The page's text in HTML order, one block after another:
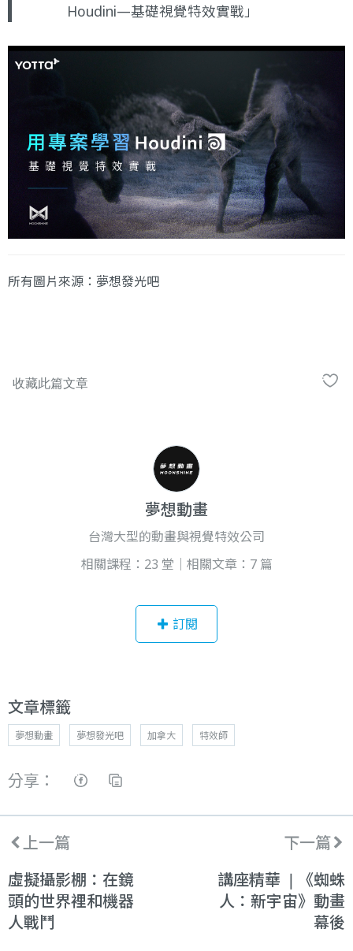
Houdini—基礎視覺特效實戰」
所有圖片來源：夢想發光吧
夢想動畫
台灣大型的動畫與視覺特效公司
相關課程：23 堂｜相關文章：7 篇
訂閱
文章標籤
夢想動畫 夢想發光吧 加拿大 特效師
分享：
上一篇
虛擬攝影棚：在鏡
頭的世界裡和機器
人戰鬥
下一篇
講座精華 ❘《蜘蛛
人：新宇宙》動畫
幕後